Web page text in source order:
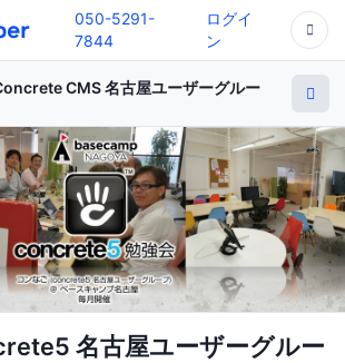
050-5291-
7844
ログイ
ン
CMS 名古屋ユーザーグルー
名古屋ユーザーグルー